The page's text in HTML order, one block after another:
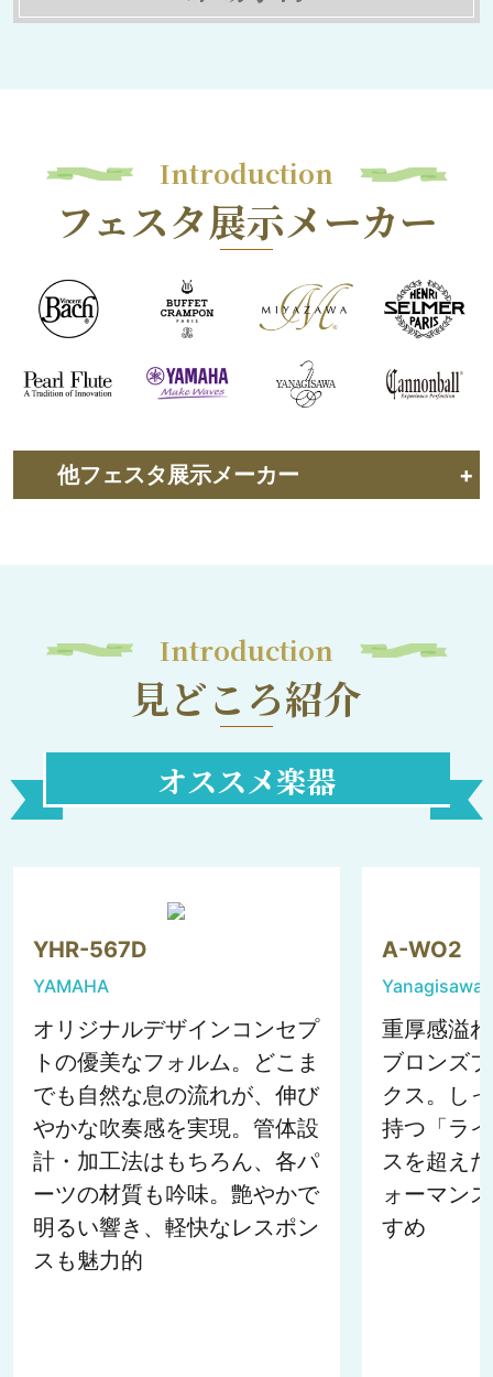
Introduction
フェスタ展示メーカー
他フェスタ展示メーカー +
Introduction
見どころ紹介
オススメ楽器
YHR-567D
YAMAHA
オリジナルデザインコンセプ
トの優美なフォルム。どこま
でも自然な息の流れが、伸び
やかな吹奏感を実現。管体設
計・加工法はもちろん、各パ
ーツの材質も吟味。艶やかで
明るい響き、軽快なレスポン
スも魅力的
A-WO2
Yanagisawa
重厚感溢
ブロンズ
クス。し
持つ「ラ
スを超え
ォーマン
すめ